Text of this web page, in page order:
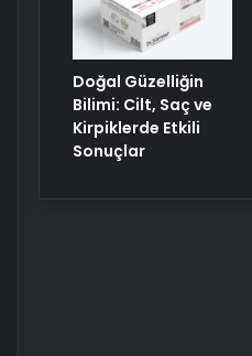
Doğal Güzelliğin
Bilimi: Cilt, Saç ve
Kirpiklerde Etkili
Sonuçlar